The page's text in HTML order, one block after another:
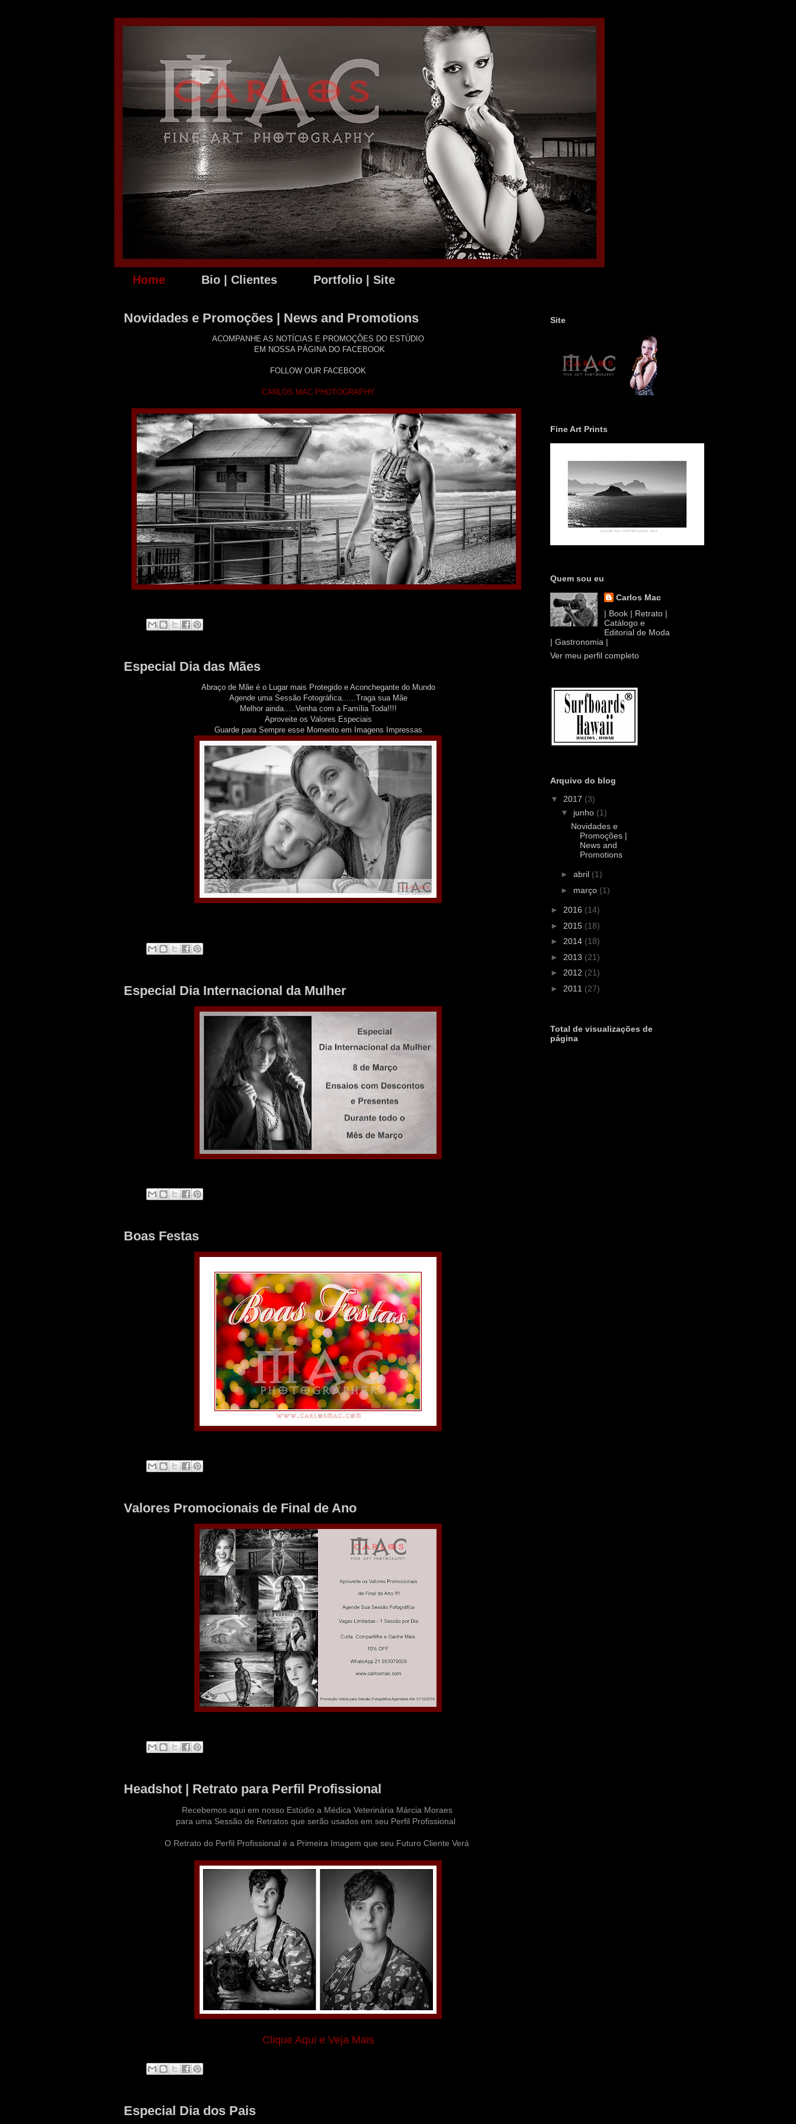
Home Bio | Clientes Portfolio | Site
Novidades e Promoções | News and Promotions
ACOMPANHE AS NOTÍCIAS E PROMOÇÕES DO ESTÚDIO
EM NOSSA PÁGINA DO FACEBOOK
FOLLOW OUR FACEBOOK
CARLOS MAC PHOTOGRAPHY
Especial Dia das Mães
Abraço de Mãe é o Lugar mais Protegido e Aconchegante do Mundo
Agende uma Sessão Fotográfica......Traga sua Mãe
Melhor ainda.....Venha com a Família Toda!!!!
Aproveite os Valores Especiais
Guarde para Sempre esse Momento em Imagens Impressas
Especial Dia Internacional da Mulher
Boas Festas
Valores Promocionais de Final de Ano
Headshot | Retrato para Perfil Profissional
Recebemos aqui em nosso Estúdio a Médica Veterinária Márcia Moraes
para uma Sessão de Retratos que serão usados em seu Perfil Profissional
O Retrato do Perfil Profissional é a Primeira Imagem que seu Futuro Cliente Verá
Clique Aqui e Veja Mais
Especial Dia dos Pais
Site
Fine Art Prints
Quem sou eu
Carlos Mac
| Book | Retrato |
Catálogo e
Editorial de Moda
| Gastronomia |
Ver meu perfil completo
Arquivo do blog
▼ 2017 (3)
▼ junho (1)
Novidades e
Promoções |
News and
Promotions
► abril (1)
► março (1)
► 2016 (14)
► 2015 (18)
► 2014 (18)
► 2013 (21)
► 2012 (21)
► 2011 (27)
Total de visualizações de
página